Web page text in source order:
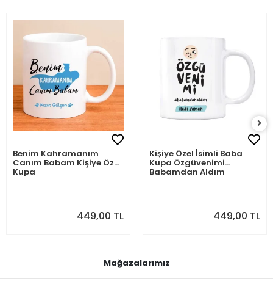
Benim Kahramanım
Canım Babam Kişiye Özel
Kupa
449,00 TL
Kişiye Özel İsimli Baba
Kupa Özgüvenimi
Babamdan Aldım
449,00 TL
Mağazalarımız